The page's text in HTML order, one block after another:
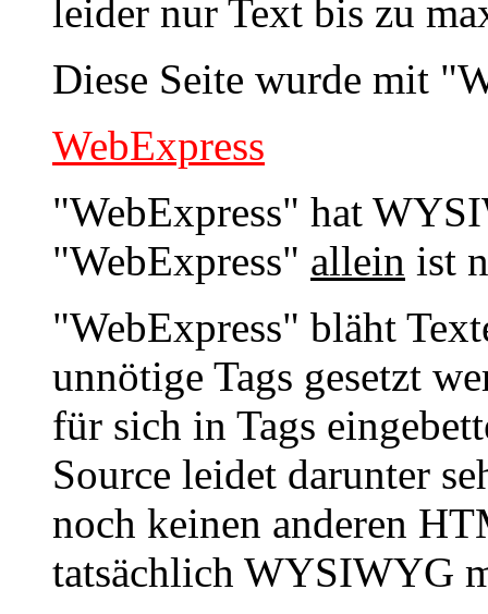
leider nur Text bis zu
Diese Seite wurde mit
WebExpress
"WebExpress" hat
"WebExpress" allein ist
"WebExpress" bläht
unnötige Tags gesetzt
für sich in Tags
Source leidet darunter
noch keinen anderen
tatsächlich WYSIWYG